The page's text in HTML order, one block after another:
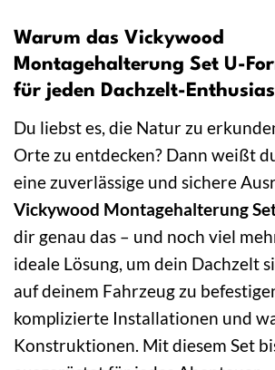
Warum das Vickywood
Montagehalterung Set U-
für jeden Dachzelt-
Du liebst es, die Natur zu
Orte zu entdecken? Dann weißt
eine zuverlässige und sichere
Vickywood Montagehalterung
dir genau das – und noch viel
ideale Lösung, um dein Dachzelt
auf deinem Fahrzeug zu
komplizierte Installationen und
Konstruktionen. Mit diesem Set